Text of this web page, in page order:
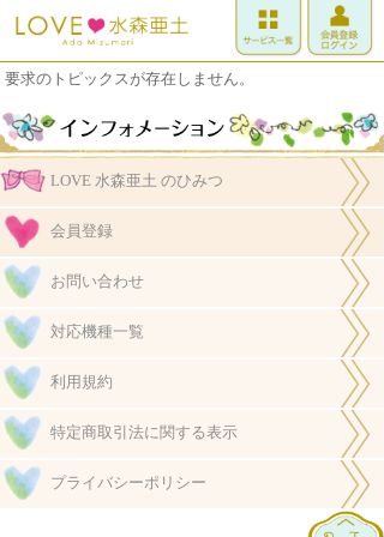
要求のトピックスが存在しません。
LOVE 水森亜土 のひみつ
会員登録
お問い合わせ
対応機種一覧
利用規約
特定商取引法に関する表示
プライバシーポリシー